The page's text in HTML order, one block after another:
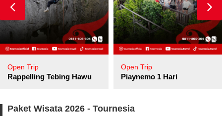
Open Trip
Rappelling Tebing Hawu
Open Trip
Piaynemo 1 Hari
Paket Wisata 2026 - Tournesia